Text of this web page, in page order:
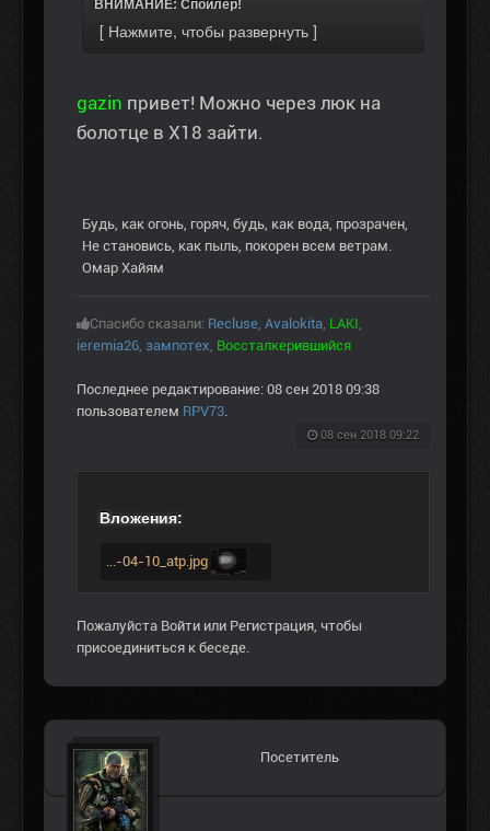
ВНИМАНИЕ: Спойлер!
gazin привет! Можно через люк на
болотце в Х18 зайти.
Будь, как огонь, горяч, будь, как вода, прозрачен,
Не становись, как пыль, покорен всем ветрам.
Омар Хайям
Спасибо сказали: Recluse, Avalokita, LAKI,
ieremia26, зампотех, Воссталкерившийся
Последнее редактирование: 08 сен 2018 09:38
пользователем RPV73.
08 сен 2018 09:22
Вложения:
...-04-10_atp.jpg
Пожалуйста Войти или Регистрация, чтобы
присоединиться к беседе.
Посетитель